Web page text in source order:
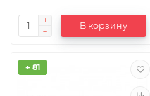
В корзину
+ 81